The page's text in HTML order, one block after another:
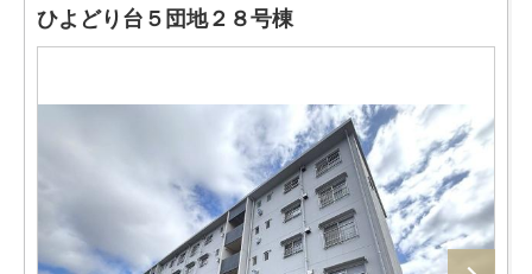
ひよどり台５団地２８号棟